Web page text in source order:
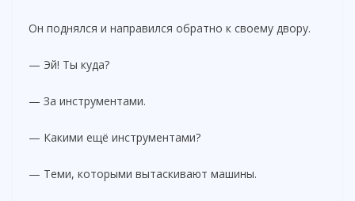
Он поднялся и направился обратно к своему двору.
— Эй! Ты куда?
— За инструментами.
— Какими ещё инструментами?
— Теми, которыми вытаскивают машины.